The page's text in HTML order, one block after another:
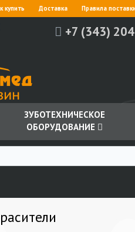
купить Доставка Правила
+7 (343)
ЗУБОТЕХНИЧЕСКОЕ
ОБОРУДОВАНИЕ